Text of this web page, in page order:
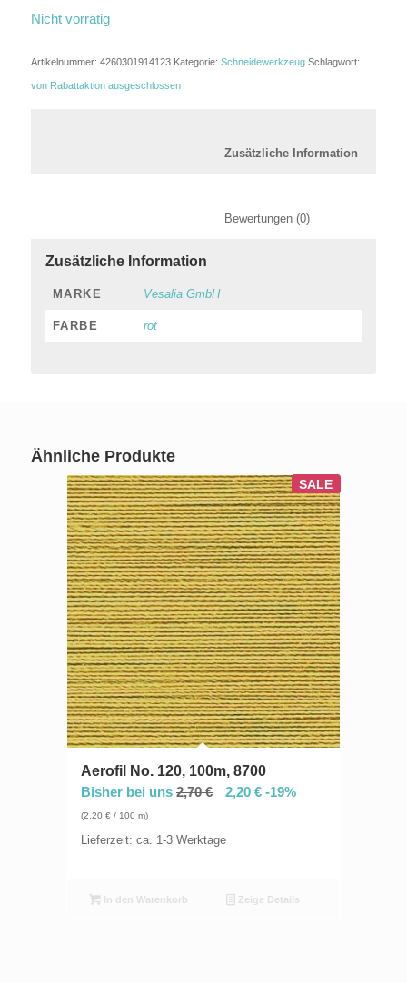
Nicht vorrätig
Artikelnummer: 4260301914123 Kategorie: Schneidewerkzeug Schlagwort:
von Rabattaktion ausgeschlossen
Zusätzliche Information
MARKE Vesalia GmbH
FARBE rot
Ähnliche Produkte
SALE
Aerofil No. 120, 100m, 8700
Bisher bei uns 2,70€ 2,20 €-19%
(2,20 €/ 100 m)
Lieferzeit: ca. 1-3 Werktage
In den Warenkorb Zeige Details